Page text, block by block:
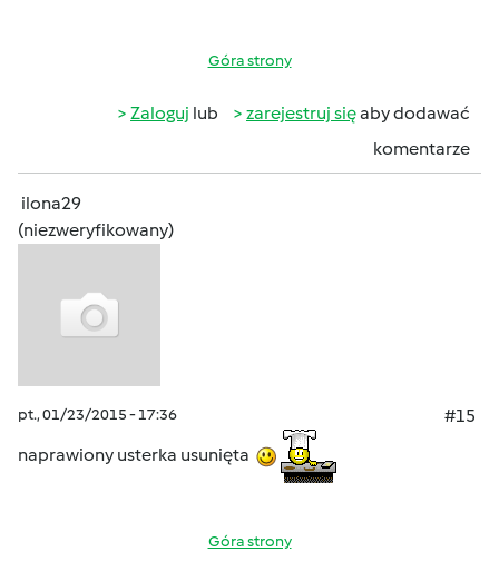
Góra strony
Zaloguj lub zarejestruj sięaby dodawać
komentarze
ilona29
(niezweryfikowany)
pt., 01/23/2015 - 17:36
#15
naprawiony usterka usunięta
Góra strony